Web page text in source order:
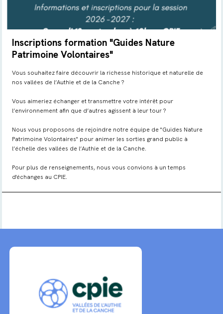
Inscriptions formation "Guides Nature
Patrimoine Volontaires"
Vous souhaitez faire découvrir la richesse historique et naturelle de
nos vallées de l’Authie et de la Canche ?
Vous aimeriez échanger et transmettre votre intérêt pour
l’environnement afin que d’autres agissent à leur tour ?
Nous vous proposons de rejoindre notre équipe de "Guides Nature
Patrimoine Volontaires" pour animer les sorties grand public à
l’échelle des vallées de l’Authie et de la Canche.
Pour plus de renseignements, nous vous convions à un temps
d'échanges au CPIE.